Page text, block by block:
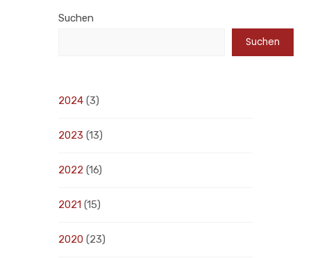
Suchen
Suchen
2024 (3)
2023 (13)
2022 (16)
2021 (15)
2020 (23)